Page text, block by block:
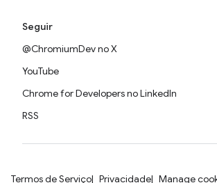
Seguir
@ChromiumDev no X
YouTube
Chrome for Developers no LinkedIn
RSS
Termos de Serviço Privacidade Manage